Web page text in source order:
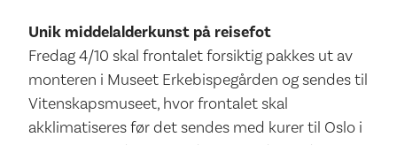
Unik middelalderkunst på reisefot
Fredag 4/10 skal frontalet forsiktig pakkes ut av
monteren i Museet Erkebispegården og sendes til
Vitenskapsmuseet, hvor frontalet skal
akklimatiseres før det sendes med kurer til Oslo i